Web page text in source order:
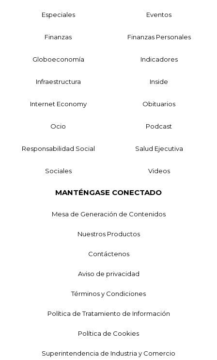
Especiales Eventos
Finanzas Finanzas Personales
Globoeconomía Indicadores
Infraestructura Inside
Internet Economy Obituarios
Ocio Podcast
Responsabilidad Social Salud Ejecutiva
Sociales Videos
MANTÉNGASE CONECTADO
Mesa de Generación de Contenidos
Nuestros Productos
Contáctenos
Aviso de privacidad
Términos y Condiciones
Política de Tratamiento de Información
Política de Cookies
Superintendencia de Industria y Comercio